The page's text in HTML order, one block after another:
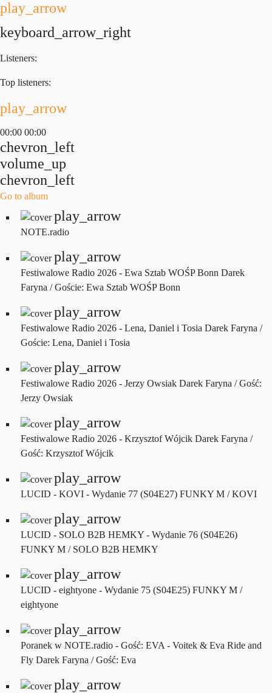
play_arrow
keyboard_arrow_right
Listeners:
Top listeners:
play_arrow
00:00 00:00
chevron_left
volume_up
chevron_left
Go to album
play_arrow
NOTE.radio
play_arrow
Festiwalowe Radio 2026 - Ewa Sztab WOŚP Bonn Darek
Faryna / Goście: Ewa Sztab WOŚP Bonn
play_arrow
Festiwalowe Radio 2026 - Lena, Daniel i Tosia Darek Faryna /
Goście: Lena, Daniel i Tosia
play_arrow
Festiwalowe Radio 2026 - Jerzy Owsiak Darek Faryna / Gość:
Jerzy Owsiak
play_arrow
Festiwalowe Radio 2026 - Krzysztof Wójcik Darek Faryna /
Gość: Krzysztof Wójcik
play_arrow
LUCID - KOVI - Wydanie 77 (S04E27) FUNKY M / KOVI
play_arrow
LUCID - SOLO B2B HEMKY - Wydanie 76 (S04E26)
FUNKY M / SOLO B2B HEMKY
play_arrow
LUCID - eightyone - Wydanie 75 (S04E25) FUNKY M /
eightyone
play_arrow
Poranek w NOTE.radio - Gość: EVA - Voitek & Eva Ride and
Fly Darek Faryna / Gość: Eva
play_arrow